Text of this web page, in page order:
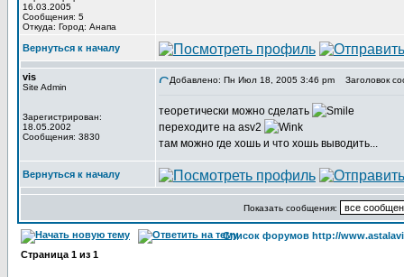
16.03.2005
Сообщения: 5
Откуда: Город: Анапа
Вернуться к началу
vis
Site Admin
Зарегистрирован:
18.05.2002
Сообщения: 3830
Добавлено: Пн Июл 18, 2005 3:46 pm Заголовок
теоретически можно сделать
переходите на asv2
там можно где хошь и что хошь выводить...
Вернуться к началу
Показать сообщения:
Список форумов http://
Страница 1 из 1